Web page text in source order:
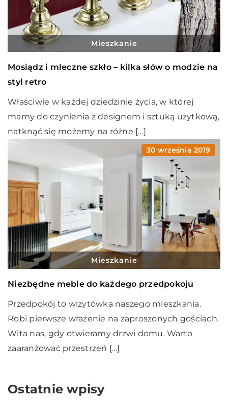
Mieszkanie
Mosiądz i mleczne szkło – kilka słów o modzie na
styl retro
Właściwie w każdej dziedzinie życia, w której
mamy do czynienia z designem i sztuką użytkową,
natknąć się możemy na różne […]
30 września 2019
Mieszkanie
Niezbędne meble do każdego przedpokoju
Przedpokój to wizytówka naszego mieszkania.
Robi pierwsze wrażenie na zaproszonych gościach.
Wita nas, gdy otwieramy drzwi domu. Warto
zaaranżować przestrzeń […]
Ostatnie wpisy